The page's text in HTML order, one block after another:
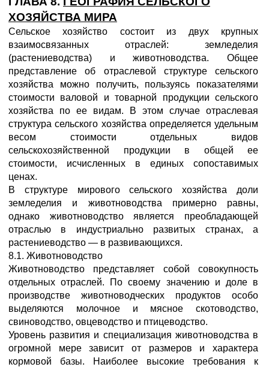
ХОЗЯЙСТВА МИРА
Сельское хозяйство состоит из двух крупных
взаимосвязанных отраслей: земледелия
(растениеводства) и животноводства. Общее
представление об отраслевой структуре сельского
хозяйства можно получить, пользуясь показателями
стоимости валовой и товарной продукции сельского
хозяйства по ее видам. В этом случае отраслевая
структура сельского хозяйства определяется удельным
весом стоимости отдельных видов
сельскохозяйственной продукции в общей ее
стоимости, исчисленных в единых сопоставимых
ценах.
В структуре мирового сельского хозяйства доли
земледелия и животноводства примерно равны,
однако животноводство является преобладающей
отраслью в индустриально развитых странах, а
растениеводство — в развивающихся.
8.1. Животноводство
Животноводство представляет собой совокупность
отдельных отраслей. По своему значению и доле в
производстве животноводческих продуктов особо
выделяются молочное и мясное скотоводство,
свиноводство, овцеводство и птицеводство.
Уровень развития и специализация животноводства в
огромной мере зависит от размеров и характера
кормовой базы. Наиболее высокие требования к